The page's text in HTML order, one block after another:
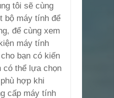
tôi sẽ cùng
bộ máy tính để
để cùng xem
máy tính
bạn có kiến
thể lựa chọn
hợp khi
cấp máy tính